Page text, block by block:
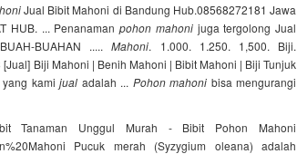
Jual Bibit Mahoni di Bandung Hub.08568272181 Jawa
HUB. ... Penanamanpohon mahonijuga tergolong Jual
BUAHAN .....Mahoni. 1.000. 1.250. 1,500. Biji.
Biji Mahoni | Benih Mahoni | Bibit Mahoni | Biji Tunjuk
yang kamijual adalah ... Pohon mahoni bisa mengurangi
Tanaman Unggul Murah - Bibit Pohon Mahoni
Pucuk merah (Syzygium oleana) adalah